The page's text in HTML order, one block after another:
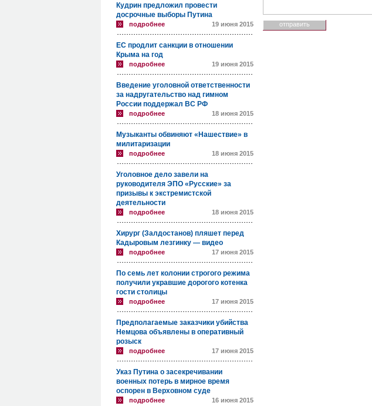
Кудрин предложил провести
досрочные выборы Путина
подробнее 19 июня 2015
ЕС продлит санкции в отношении
Крыма на год
подробнее 19 июня 2015
Введение уголовной ответственности
за надругательство над гимном
России поддержал ВС РФ
подробнее 18 июня 2015
Музыканты обвиняют «Нашествие» в
милитаризации
подробнее 18 июня 2015
Уголовное дело завели на
руководителя ЭПО «Русские» за
призывы к экстремистской
деятельности
подробнее 18 июня 2015
Хирург (Залдостанов) пляшет перед
Кадыровым лезгинку — видео
подробнее 17 июня 2015
По семь лет колонии строгого режима
получили укравшие дорогого котенка
гости столицы
подробнее 17 июня 2015
Предполагаемые заказчики убийства
Немцова объявлены в оперативный
розыск
подробнее 17 июня 2015
Указ Путина о засекречивании
военных потерь в мирное время
оспорен в Верховном суде
подробнее 16 июня 2015